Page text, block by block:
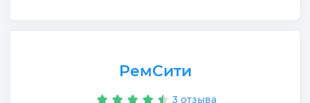
РемСити
3 отзыва